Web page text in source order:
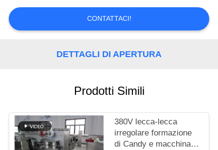
CITAZIONE
PRIVACY
POLICY
CONTATTACI!
DETTAGLI DI APERTURA
Prodotti Simili
380V lecca-lecca
irregolare formazione
di Candy e macchina